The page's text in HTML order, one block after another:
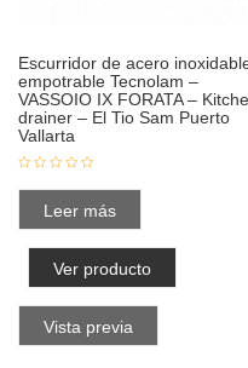
Escurridor de acero
empotrable Tecnolam –
VASSOIO IX FORATA –
drainer – El Tio Sam Puerto
Vallarta
Leer más
Ver producto
Vista previa